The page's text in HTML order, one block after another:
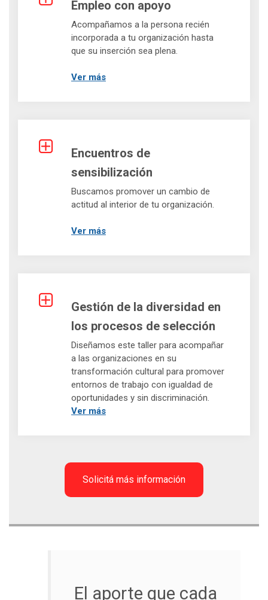
Empleo con apoyo
Acompañamos a la persona recién
incorporada a tu organización hasta
que su inserción sea plena.
Ver más
Encuentros de
sensibilización
Buscamos promover un cambio de
actitud al interior de tu organización.
Ver más
Gestión de la diversidad en
los procesos de selección
Diseñamos este taller para acompañar
a las organizaciones en su
transformación cultural para promover
entornos de trabajo con igualdad de
oportunidades y sin discriminación.
Ver más
Solicitá más información
El aporte que cada